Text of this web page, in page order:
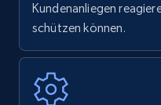
rating object, Product
Author name, Asin,
Kundenanliegen
schützen können.